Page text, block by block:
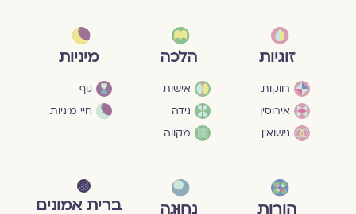
זוגיות
רווקות
אירוסין
נישואין
הלכה
אישות
נידה
מקווה
מיניות
גוף
חיי מיניות
הורות נָחוּגָה ברית אמונים